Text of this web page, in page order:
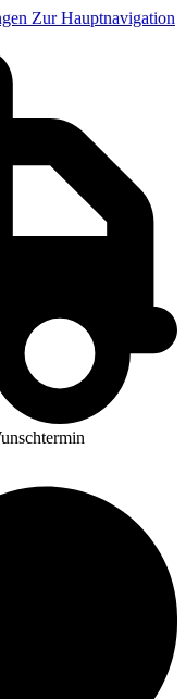
Zur Hauptnavigation